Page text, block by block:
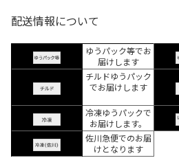
配送情報について
ゆうパック等でお
届けします
チルドゆうパック
でお届けします
冷凍ゆうパックで
お届けします。
佐川急便でのお届
けとなります